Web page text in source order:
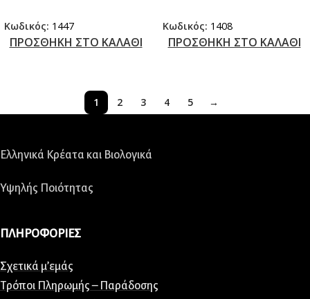
Κωδικός: 1447
ΠΡΟΣΘΗΚΗ ΣΤΟ ΚΑΛΑΘΙ
Κωδικός: 1408
ΠΡΟΣΘΗΚΗ ΣΤΟ ΚΑΛΑΘΙ
1 2 3 4 5 →
Ελληνικά Κρέατα και Βιολογικά
Υψηλής Ποιότητας
ΠΛΗΡΟΦΟΡΙΕΣ
Σχετικά μ’εμάς
Τρόποι Πληρωμής – Παράδοσης